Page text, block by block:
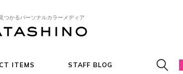
つかるパーソナルカラーメディア
ITEMS STAFF BLOG